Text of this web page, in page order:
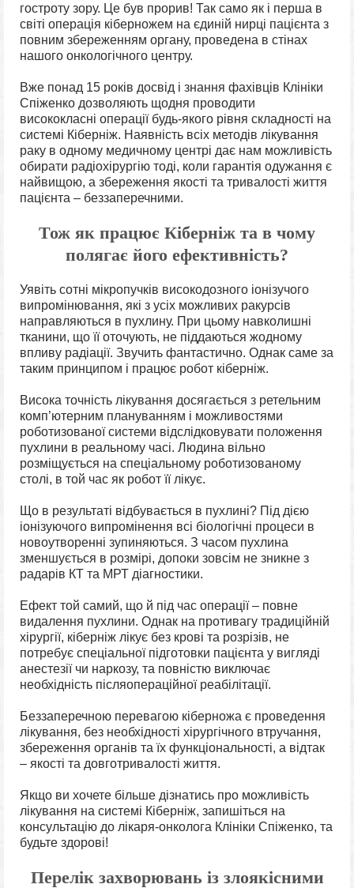
гостроту зору. Це був прорив! Так само як і перша в
світі операція кіберножем на єдиній нирці пацієнта з
повним збереженням органу, проведена в стінах
нашого онкологічного центру.
Вже понад 15 років досвід і знання фахівців Клініки
Спіженко дозволяють щодня проводити
висококласні операції будь-якого рівня складності на
системі Кіберніж. Наявність всіх методів лікування
раку в одному медичному центрі дає нам можливість
обирати радіохірургію тоді, коли гарантія одужання є
найвищою, а збереження якості та тривалості життя
пацієнта – беззаперечними.
Тож як працює Кіберніж та в чому
полягає його ефективність?
Уявіть сотні мікропучків високодозного іонізучого
випромінювання, які з усіх можливих ракурсів
направляються в пухлину. При цьому навколишні
тканини, що її оточують, не піддаються жодному
впливу радіації. Звучить фантастично. Однак саме за
таким принципом і працює робот кіберніж.
Висока точність лікування досягається з ретельним
комп’ютерним плануванням і можливостями
роботизованої системи відслідковувати положення
пухлини в реальному часі. Людина вільно
розміщується на спеціальному роботизованому
столі, в той час як робот її лікує.
Що в результаті відбувається в пухлині? Під дією
іонізуючого випромінення всі біологічні процеси в
новоутворенні зупиняються. З часом пухлина
зменшується в розмірі, допоки зовсім не зникне з
радарів КТ та МРТ діагностики.
Ефект той самий, що й під час операції – повне
видалення пухлини. Однак на противагу традиційній
хірургії, кіберніж лікує без крові та розрізів, не
потребує спеціальної підготовки пацієнта у вигляді
анестезії чи наркозу, та повністю виключає
необхідність післяопераційної реабілітації.
Беззаперечною перевагою кіберножа є проведення
лікування, без необхідності хірургічного втручання,
збереження органів та їх функціональності, а відтак
– якості та довготривалості життя.
Якщо ви хочете більше дізнатись про можливість
лікування на системі Кіберніж, запишіться на
консультацію до лікаря-онколога Клініки Спіженко, та
будьте здорові!
Перелік захворювань із злоякісними